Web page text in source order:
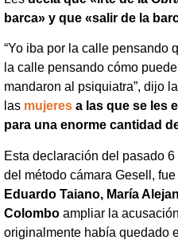
barca» y que «salir de la
“Yo iba por la calle pensando
la calle pensando cómo
mandaron al psiquiatra”, dijo
las mujeres a las que se les
para una enorme cantidad
Esta declaración del pasado
del método cámara Gesell,
Eduardo Taiano, María
Colombo ampliar la
originalmente había quedado